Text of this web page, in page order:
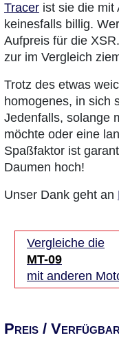
Tracer ist sie die mit
keinesfalls billig.
Aufpreis für die
zur im Vergleich
Trotz des etwas
homogenes, in sich
Jedenfalls, solange
möchte oder eine
Spaßfaktor ist
Daumen hoch!
Unser Dank geht an
Vergleiche die
MT-09
mit anderen
Preis /